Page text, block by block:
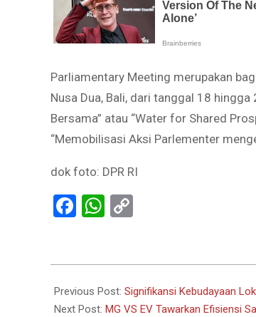
Parliamentary Meeting merupakan
Nusa Dua, Bali, dari tanggal 18 hingga
Bersama” atau “Water for Shared
“Memobilisasi Aksi Parlementer
dok foto: DPR RI
Facebook
WhatsApp
05-
23
Previous Post: Signifikansi Kebudayaan
Next Post: MG VS EV Tawarkan Efisiensi